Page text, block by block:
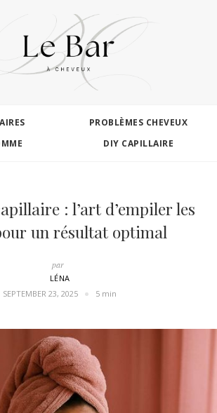
PROBLÈMES CHEVEUX
DIY CAPILLAIRE
: l’art d’empiler les
un résultat optimal
par
LÉNA
SEPTEMBER 23, 2025
5 min